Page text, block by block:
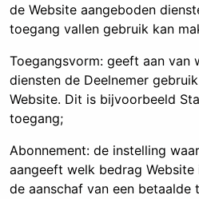
de Website aangeboden
toegang vallen gebruik kan
Toegangsvorm: geeft aan van
diensten de Deelnemer
Website. Dit is bijvoorbeeld
toegang;
Abonnement: de instelling
aangeeft welk bedrag
de aanschaf van een betaalde